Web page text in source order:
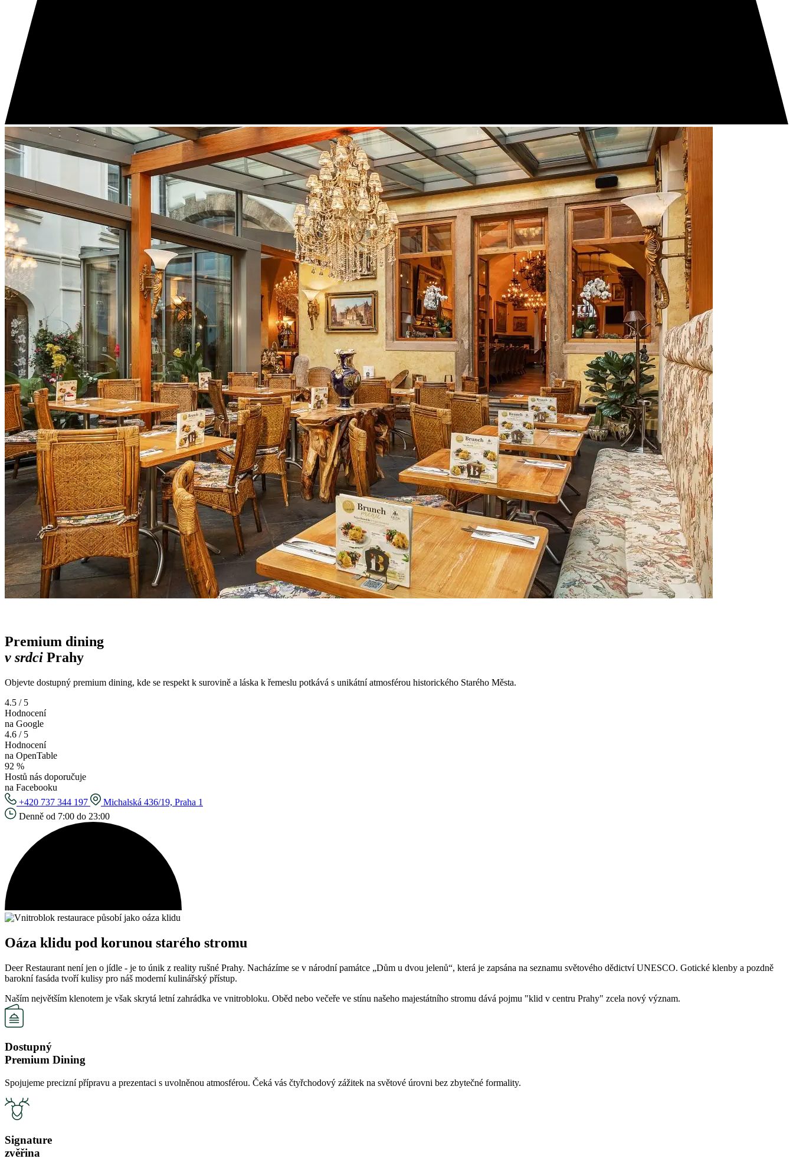
Premium dining
v srdci Prahy
Objevte dostupný premium dining, kde se respekt k surovině a láska k řemeslu potkává s unikátní atmosférou historického Starého Města.
4.5 / 5
Hodnocení
na Google
4.6 / 5
Hodnocení
na OpenTable
92 %
Hostů nás doporučuje
na Facebooku
+420 737 344 197
Michalská 436/19, Praha 1
Denně od 7:00 do 23:00
Oáza klidu pod korunou starého stromu
Deer Restaurant není jen o jídle - je to únik z reality rušné Prahy. Nacházíme se v národní památce „Dům u dvou jelenů“, která je zapsána na seznamu světového dědictví UNESCO. Gotické klenby a pozdně
barokní fasáda tvoří kulisy pro náš moderní kulinářský přístup.
Naším největším klenotem je však skrytá letní zahrádka ve vnitrobloku. Oběd nebo večeře ve stínu našeho majestátního stromu dává pojmu "klid v centru Prahy" zcela nový význam.
Dostupný
Premium Dining
Spojujeme precizní přípravu a prezentaci s uvolněnou atmosférou. Čeká vás čtyřchodový zážitek na světové úrovni bez zbytečné formality.
Signature
zvěřina